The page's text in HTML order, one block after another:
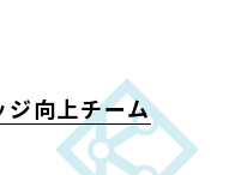
向上チーム